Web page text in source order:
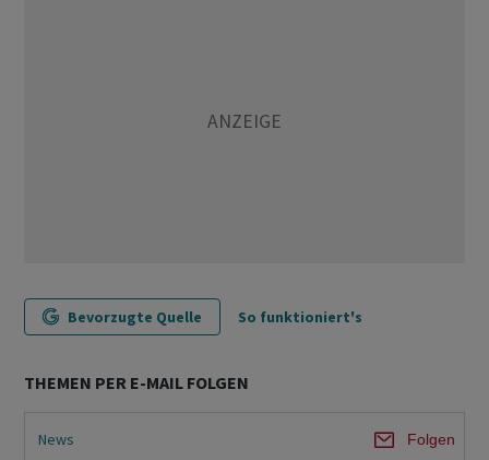
Bevorzugte Quelle So funktioniert's
THEMEN PER E-MAIL FOLGEN
News Folgen